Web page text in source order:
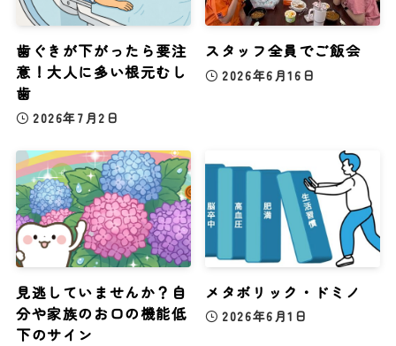
歯ぐきが下がったら要注
意！大人に多い根元むし
歯
2026年7月2日
スタッフ全員でご飯会
2026年6月16日
見逃していませんか？自
分や家族のお口の機能低
下のサイン
メタボリック・ドミノ
2026年6月1日